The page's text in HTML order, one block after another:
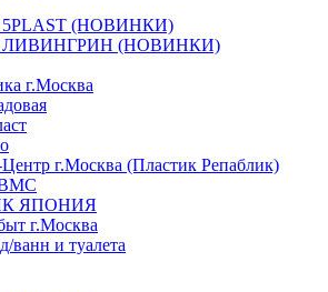
(НОВИНКИ)
(НОВИНКИ)
г.Москва
г.Москва (Пластик Репаблик)
ВМС
ЯПОНИЯ
г.Москва
ванн и туалета